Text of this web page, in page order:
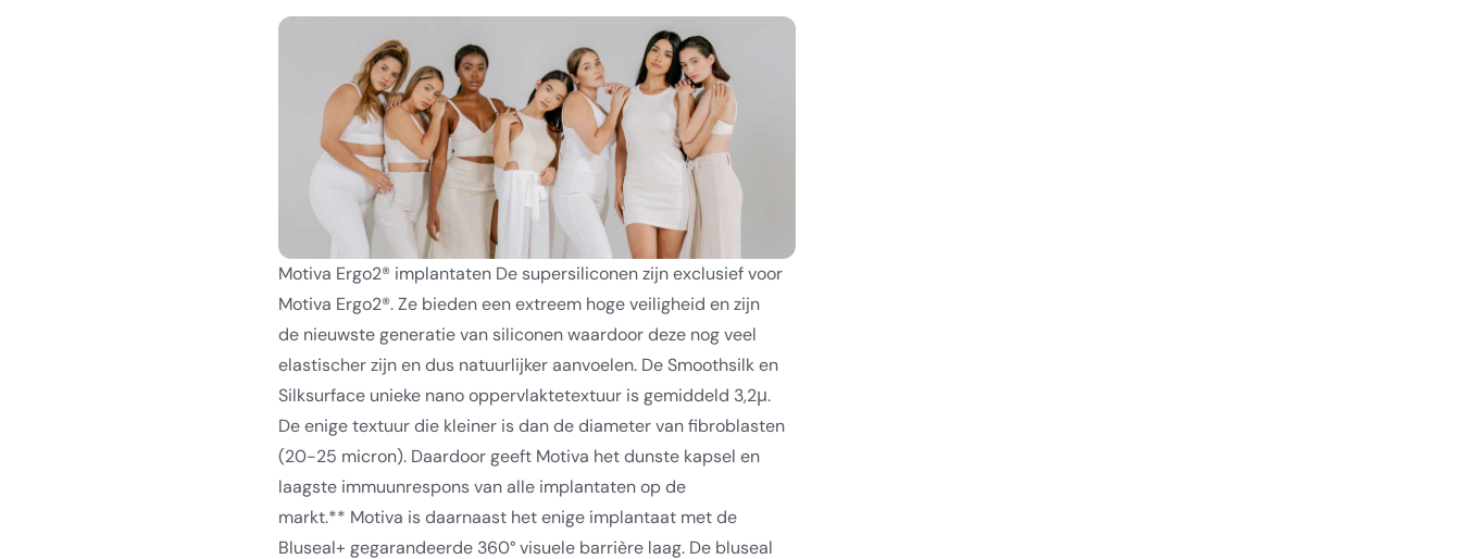
Motiva Ergo2® implantaten De supersiliconen zijn exclusief voor
Motiva Ergo2®. Ze bieden een extreem hoge veiligheid en zijn
de nieuwste generatie van siliconen waardoor deze nog veel
elastischer zijn en dus natuurlijker aanvoelen. De Smoothsilk en
Silksurface unieke nano oppervlaktetextuur is gemiddeld 3,2μ.
De enige textuur die kleiner is dan de diameter van fibroblasten
(20-25 micron). Daardoor geeft Motiva het dunste kapsel en
laagste immuunrespons van alle implantaten op de
markt.** Motiva is daarnaast het enige implantaat met de
Bluseal+ gegarandeerde 360° visuele barrière laag. De bluseal